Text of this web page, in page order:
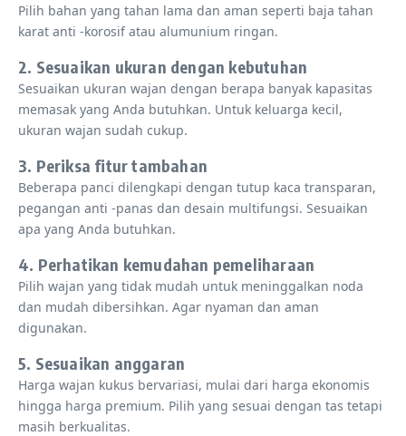
Pilih bahan yang tahan lama dan aman seperti baja tahan
karat anti -korosif atau alumunium ringan.
2. Sesuaikan ukuran dengan kebutuhan
Sesuaikan ukuran wajan dengan berapa banyak kapasitas
memasak yang Anda butuhkan. Untuk keluarga kecil,
ukuran wajan sudah cukup.
3. Periksa fitur tambahan
Beberapa panci dilengkapi dengan tutup kaca transparan,
pegangan anti -panas dan desain multifungsi. Sesuaikan
apa yang Anda butuhkan.
4. Perhatikan kemudahan pemeliharaan
Pilih wajan yang tidak mudah untuk meninggalkan noda
dan mudah dibersihkan. Agar nyaman dan aman
digunakan.
5. Sesuaikan anggaran
Harga wajan kukus bervariasi, mulai dari harga ekonomis
hingga harga premium. Pilih yang sesuai dengan tas tetapi
masih berkualitas.